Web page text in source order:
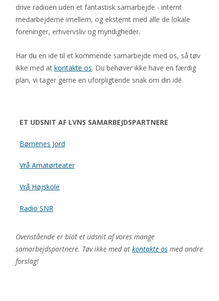
drive radioen uden et fantastisk samarbejde - internt
medarbejderne imellem, og eksternt med alle de lokale
foreninger, erhvervsliv og myndigheder.
Har du en ide til et kommende samarbejde med os, så tøv
ikke med at kontakte os. Du behøver ikke have en færdig
plan, vi tager gerne en uforpligtende snak om din idé.
ET UDSNIT AF LVNS SAMARBEJDSPARTNERE
Børnenes Jord
Vrå Amatørteater
Vrå Højskole
Radio SNR
Ovenstående er blot et udsnit af vores mange
samarbejdspartnere. Tøv ikke med at kontakte os med andre
forslag!